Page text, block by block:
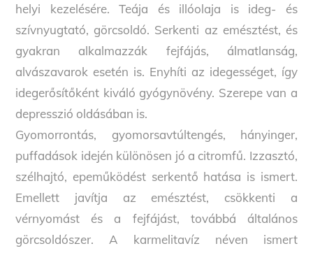
helyi kezelésére. Teája és illóolaja is ideg- és
szívnyugtató, görcsoldó. Serkenti az emésztést, és
gyakran alkalmazzák fejfájás, álmatlanság,
alvászavarok esetén is. Enyhíti az idegességet, így
idegerősítőként kiváló gyógynövény. Szerepe van a
depresszió oldásában is.
Gyomorrontás, gyomorsavtúltengés, hányinger,
puffadások idején különösen jó a citromfű. Izzasztó,
szélhajtó, epeműködést serkentő hatása is ismert.
Emellett javítja az emésztést, csökkenti a
vérnyomást és a fejfájást, továbbá általános
görcsoldószer. A karmelitavíz néven ismert